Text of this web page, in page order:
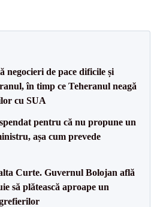
negocieri de pace dificile și
în timp ce Teheranul neagă
cu SUA
pentru că nu propune un
așa cum prevede
Curte. Guvernul Bolojan află
să plătească aproape un